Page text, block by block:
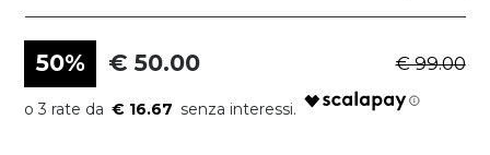
50% € 50.00 € 99.00
€ 16.67